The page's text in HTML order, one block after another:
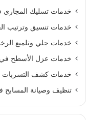
خدمات تسليك المجاري
خدمات تنسيق وترتيب
خدمات جلي وتلميع
خدمات عزل الأسطح
خدمات كشف التسربات
تنظيف وصيانة